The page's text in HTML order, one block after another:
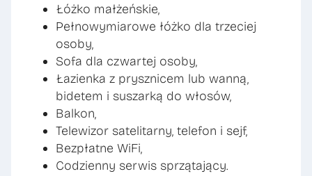
Łóżko małżeńskie,
Pełnowymiarowe łóżko dla trzeciej
osoby,
Sofa dla czwartej osoby,
Łazienka z prysznicem lub wanną,
bidetem i suszarką do włosów,
Balkon,
Telewizor satelitarny, telefon i sejf,
Bezpłatne WiFi,
Codzienny serwis sprzątający.